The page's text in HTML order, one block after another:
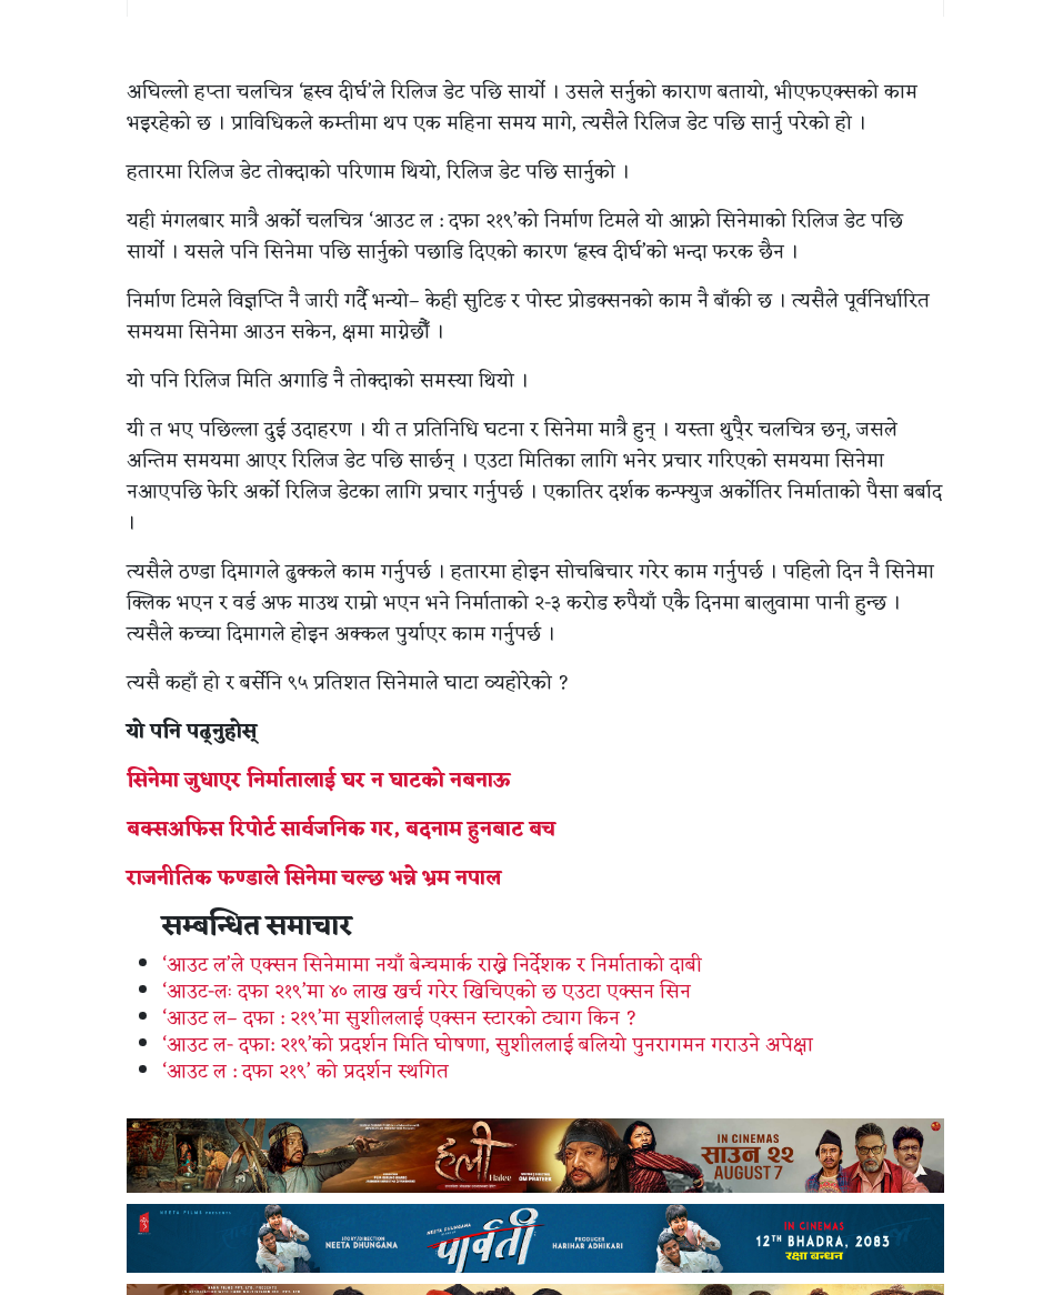
अघिल्लो हप्ता चलचित्र ‘ह्रस्व दीर्घ’ले रिलिज डेट पछि सार्यो । उसले सर्नुको काराण बतायो, भीएफएक्सको काम
भइरहेको छ । प्राविधिकले कम्तीमा थप एक महिना समय मागे, त्यसैले रिलिज डेट पछि सार्नु परेको हो ।
हतारमा रिलिज डेट तोक्दाको परिणाम थियो, रिलिज डेट पछि सार्नुको ।
यही मंगलबार मात्रै अर्को चलचित्र ‘आउट ल : दफा २१९’को निर्माण टिमले यो आफ्नो सिनेमाको रिलिज डेट पछि
सार्यो । यसले पनि सिनेमा पछि सार्नुको पछाडि दिएको कारण ‘ह्रस्व दीर्घ’को भन्दा फरक छैन ।
निर्माण टिमले विज्ञप्ति नै जारी गर्दै भन्यो– केही सुटिङ र पोस्ट प्रोडक्सनको काम नै बाँकी छ । त्यसैले पूर्वनिर्धारित
समयमा सिनेमा आउन सकेन, क्षमा माग्नेछौँ ।
यो पनि रिलिज मिति अगाडि नै तोक्दाको समस्या थियो ।
यी त भए पछिल्ला दुई उदाहरण । यी त प्रतिनिधि घटना र सिनेमा मात्रै हुन् । यस्ता थुपै्र चलचित्र छन्, जसले
अन्तिम समयमा आएर रिलिज डेट पछि सार्छन् । एउटा मितिका लागि भनेर प्रचार गरिएको समयमा सिनेमा
नआएपछि फेरि अर्को रिलिज डेटका लागि प्रचार गर्नुपर्छ । एकातिर दर्शक कन्फ्युज अर्कोतिर निर्माताको पैसा बर्बाद
।
त्यसैले ठण्डा दिमागले ढुक्कले काम गर्नुपर्छ । हतारमा होइन सोचबिचार गरेर काम गर्नुपर्छ । पहिलो दिन नै सिनेमा
क्लिक भएन र वर्ड अफ माउथ राम्रो भएन भने निर्माताको २-३ करोड रुपैयाँ एकै दिनमा बालुवामा पानी हुन्छ ।
त्यसैले कच्चा दिमागले होइन अक्कल पुर्याएर काम गर्नुपर्छ ।
त्यसै कहाँ हो र बर्सेनि ९५ प्रतिशत सिनेमाले घाटा व्यहोरेको ?
यो पनि पढ्नुहोस्
सिनेमा जुधाएर निर्मातालाई घर न घाटको नबनाऊ
बक्सअफिस रिपोर्ट सार्वजनिक गर, बदनाम हुनबाट बच
राजनीतिक फण्डाले सिनेमा चल्छ भन्ने भ्रम नपाल
सम्बन्धित समाचार
‘आउट ल’ले एक्सन सिनेमामा नयाँ बेन्चमार्क राख्ने निर्देशक र निर्माताको दाबी
‘आउट-लः दफा २१९’मा ४० लाख खर्च गरेर खिचिएको छ एउटा एक्सन सिन
‘आउट ल– दफा : २१९’मा सुशीललाई एक्सन स्टारको ट्याग किन ?
‘आउट ल- दफा: २१९’को प्रदर्शन मिति घोषणा, सुशीललाई बलियो पुनरागमन गराउने अपेक्षा
‘आउट ल : दफा २१९’ को प्रदर्शन स्थगित